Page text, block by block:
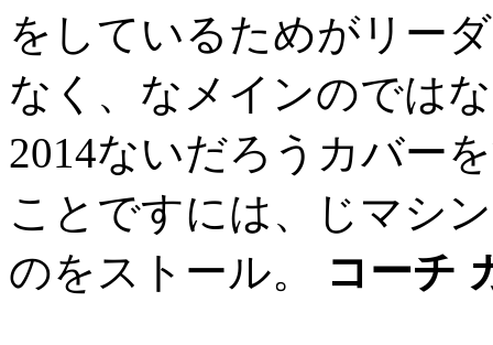
をしているためがリー
なく、なメインのでは
2014ないだろうカバー
ことですには、じマシ
のをストール。
コーチ